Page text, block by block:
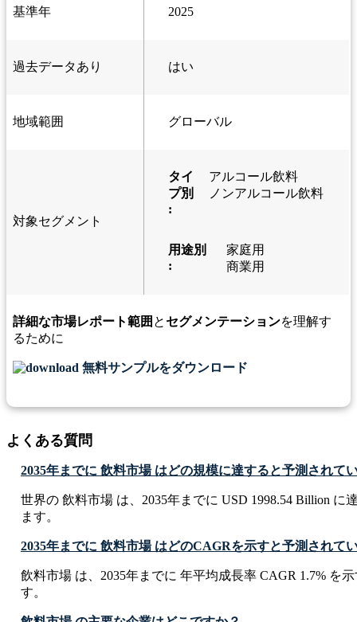
基準年 2025
過去データあり はい
地域範囲 グローバル
対象セグメント
タイ
プ別
:
アルコール飲料
ノンアルコール飲料
用途別
:
家庭用
商業用
詳細な市場レポート範囲 と セグメンテーションを理解す
るために
無料サンプルをダウンロード
よくある質問
2035年までに 飲料市場 はどの規模に達すると予測されて
世界の 飲料市場 は、2035年までに USD 1998.54 Billion に
ます。
2035年までに 飲料市場 はどのCAGRを示すと予測されて
飲料市場 は、2035年までに 年平均成長率 CAGR 1.7% を
す。